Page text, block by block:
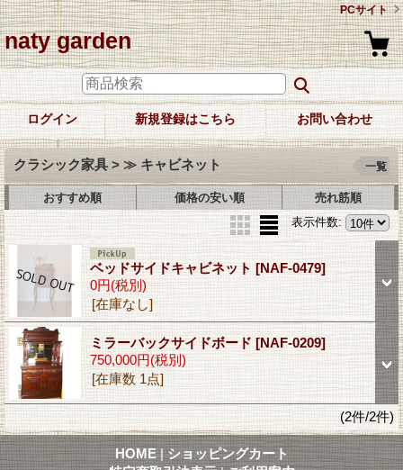
PCサイト
naty garden
ログイン 新規登録はこちら お問い合わせ
クラシック家具 > ≫ キャビネット 一覧
おすすめ順 価格の安い順
売れ筋順
表示件数:
ベッドサイドキャビネット [NAF-0479]
0円(税別)
[在庫なし]
ミラーバックサイドボード [NAF-0209]
750,000円(税別)
[在庫数 1点]
(2件/2件)
HOME | ショッピングカート